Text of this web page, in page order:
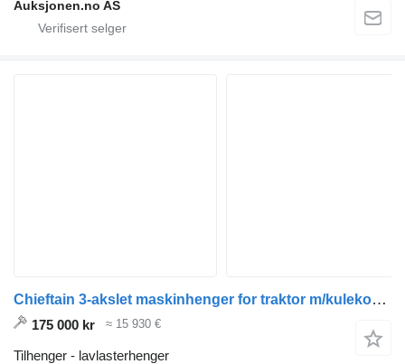
Auksjonen.no AS
Chieftain 3-akslet maskinhenger for traktor m/kulekobling
175 000 kr ≈ 15 930 €
Tilhenger - lavlasterhenger